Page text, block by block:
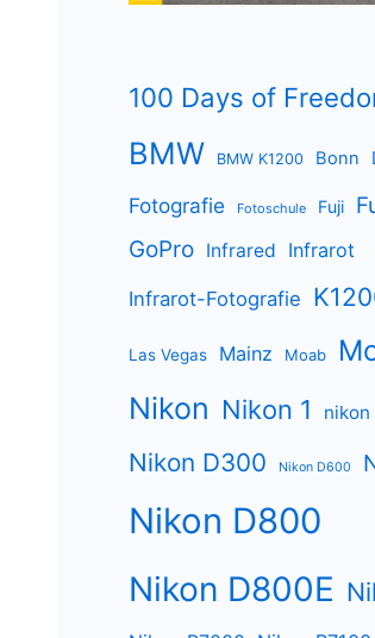
100 Days of
BMW BMW K1200 Bonn
Fotografie Fotoschule Fuji
GoPro Infrared Infrarot
Infrarot-Fotografie
Las Vegas Mainz Moab
Nikon Nikon 1 nikon
Nikon D300 Nikon D600
Nikon D800
Nikon D800E